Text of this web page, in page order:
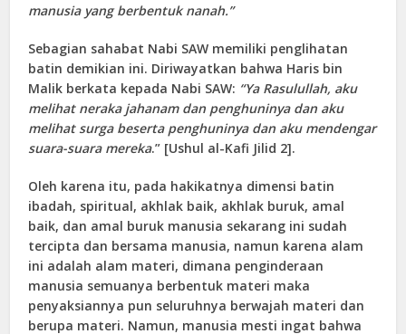
manusia yang berbentuk nanah.”
Sebagian sahabat Nabi SAW memiliki penglihatan
batin demikian ini. Diriwayatkan bahwa Haris bin
Malik berkata kepada Nabi SAW: “Ya Rasulullah, aku
melihat neraka jahanam dan penghuninya dan aku
melihat surga beserta penghuninya dan aku mendengar
suara-suara mereka.” [Ushul al-Kafi Jilid 2].
Oleh karena itu, pada hakikatnya dimensi batin
ibadah, spiritual, akhlak baik, akhlak buruk, amal
baik, dan amal buruk manusia sekarang ini sudah
tercipta dan bersama manusia, namun karena alam
ini adalah alam materi, dimana penginderaan
manusia semuanya berbentuk materi maka
penyaksiannya pun seluruhnya berwajah materi dan
berupa materi. Namun, manusia mesti ingat bahwa